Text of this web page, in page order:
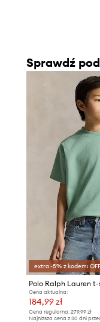
Sprawdź
extra -5% z kodem:
Cena aktualna:
184,99 zł
Cena regularna: 279,99 zł
Najniższa cena z 30 dni